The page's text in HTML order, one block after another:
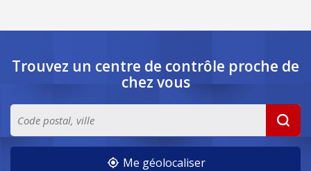
Trouvez un centre de contrôle proche de
chez vous
Me géolocaliser